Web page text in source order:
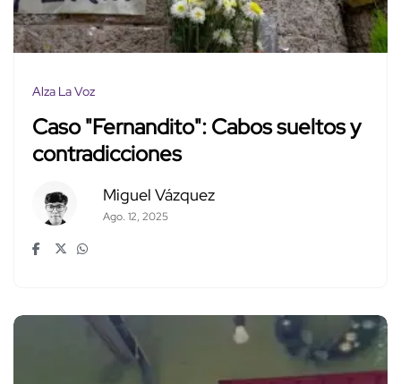
Alza La Voz
Caso "Fernandito": Cabos sueltos y
contradicciones
Miguel Vázquez
Ago. 12, 2025